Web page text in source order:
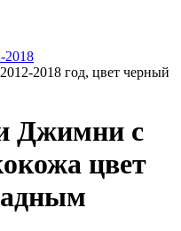
2018
2018 год, цвет черный
Джимни с
цвет